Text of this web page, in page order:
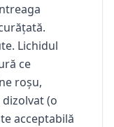
Lichidul
ce
roșu,
(o
acceptabilă